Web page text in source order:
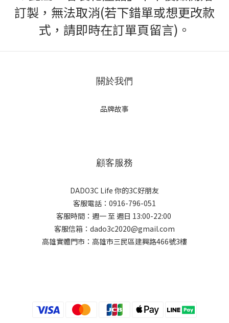
訂製，無法取消(若下錯單或想更改款
式，請即時在訂單頁留言)。
關於我們
品牌故事
顧客服務
DADO3C Life 你的3C好朋友
客服電話：0916-796-051
客服時間：週一 至 週日 13:00-22:00
客服信箱：dado3c2020@gmail.com
高雄實體門市：高雄市三民區建興路466號3樓